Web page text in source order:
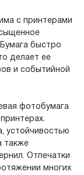
с принтерами
быстро
делает ее
и событийной
фотобумага
устойчивостью
также
Отпечатки
многих